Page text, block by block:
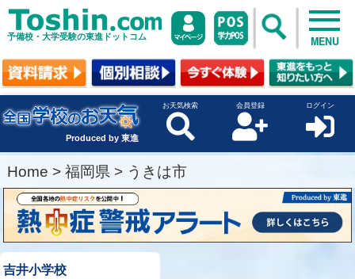
予備校・大学受験の東進ドットコム MENU
Produced by 東進
お天気検索 会員登録 ログイン
Home > 福岡県 > うきは市
吉井小学校